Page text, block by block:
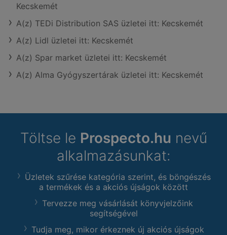
Kecskemét
A(z) TEDi Distribution SAS üzletei itt: Kecskemét
A(z) Lidl üzletei itt: Kecskemét
A(z) Spar market üzletei itt: Kecskemét
A(z) Alma Gyógyszertárak üzletei itt: Kecskemét
Töltse le Prospecto.hu nevű
alkalmazásunkat:
Üzletek szűrése kategória szerint, és böngészés
a termékek és a akciós újságok között
Tervezze meg vásárlását könyvjelzőink
segítségével
Tudja meg, mikor érkeznek új akciós újságok